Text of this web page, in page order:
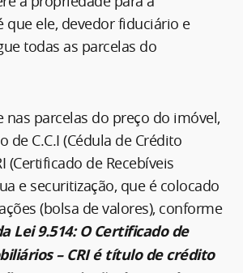
que ele, devedor fiduciário e
todas as parcelas do
nas parcelas do preço do imóvel,
de C.C.I (Cédula de Crédito
(Certificado de Recebíveis
e securitização, que é colocado
(bolsa de valores), conforme
Lei 9.514: O Certificado de
– CRI é título de crédito